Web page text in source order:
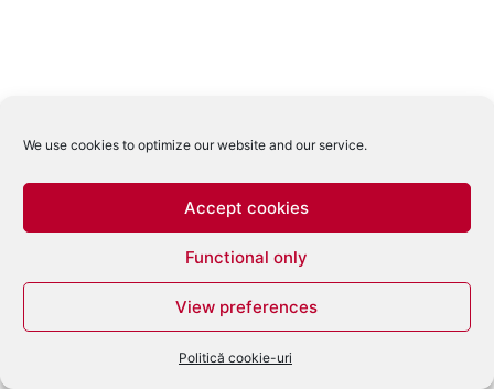
We use cookies to optimize our website and our service.
Accept cookies
Functional only
View preferences
Politică cookie-uri